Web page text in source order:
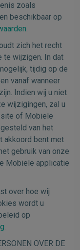
zoals
beschikbaar op
.
zich het recht
te wijzigen. In dat
tijdig op de
vanaf wanneer
Indien wij u niet
wijzigingen, zal u
of Mobiele
van het
akkoord bent met
gebruik van onze
Mobiele applicatie
over hoe wij
wordt u
op
.
OVER DE